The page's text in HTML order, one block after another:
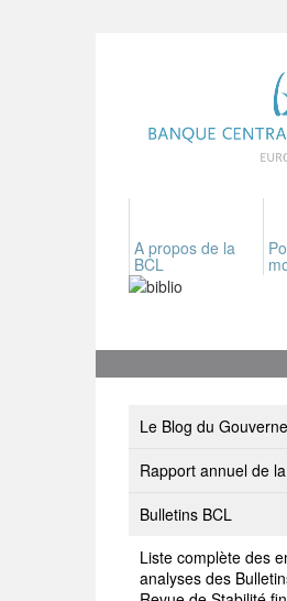
A propos de la
BCL
Le Blog du
Rapport annuel de
Bulletins BCL
Liste complète des
analyses des